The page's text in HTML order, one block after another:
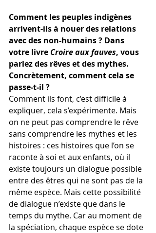
Comment les peuples indigènes
arrivent-ils à nouer des relations
avec des non-humains ? Dans
votre livre Croire aux fauves, vous
parlez des rêves et des mythes.
Concrètement, comment cela se
passe-t-il ?
Comment ils font, c’est difficile à
expliquer, cela s’expérimente. Mais
on ne peut pas comprendre le rêve
sans comprendre les mythes et les
histoires : ces histoires que l’on se
raconte à soi et aux enfants, où il
existe toujours un dialogue possible
entre des êtres qui ne sont pas de la
même espèce. Mais cette possibilité
de dialogue n’existe que dans le
temps du mythe. Car au moment de
la spéciation, chaque espèce se dote